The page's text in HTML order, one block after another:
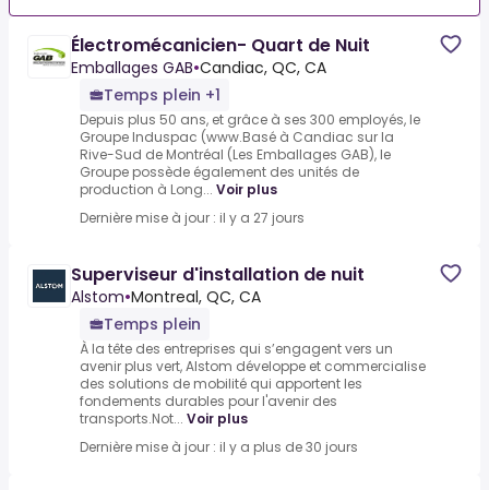
Électromécanicien- Quart de Nuit
Emballages GAB•Candiac, QC, CA
Temps plein +1
Depuis plus 50 ans, et grâce à ses 300 employés, le
Groupe Induspac (www.Basé à Candiac sur la
Rive-Sud de Montréal (Les Emballages GAB), le
Groupe possède également des unités de
production à Long... Voir plus
Dernière mise à jour : il y a 27 jours
Superviseur d'installation de nuit
Alstom•Montreal, QC, CA
Temps plein
À la tête des entreprises qui s’engagent vers un
avenir plus vert, Alstom développe et commercialise
des solutions de mobilité qui apportent les
fondements durables pour l'avenir des
transports.Not... Voir plus
Dernière mise à jour : il y a plus de 30 jours